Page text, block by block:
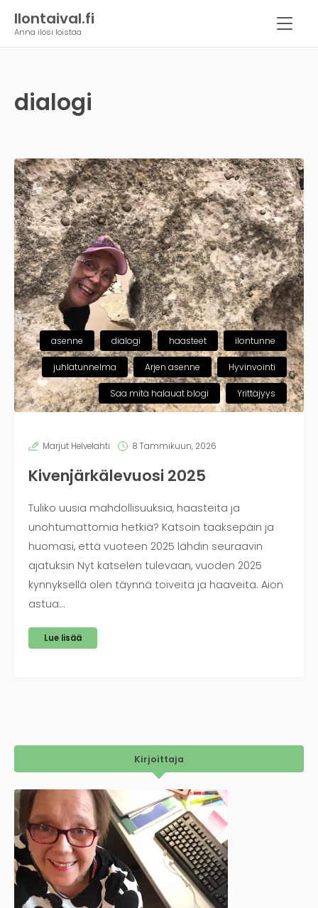
Ilontaival.fi
Anna ilosi loistaa
dialogi
asenne dialogi haasteet ilontunne
juhlatunnelma Arjen asenne Hyvinvointi
Saa mitä halauat blogi Yrittäjyys
Marjut Helvelahti 8 Tammikuun, 2026
Kivenjärkälevuosi 2025
Tuliko uusia mahdollisuuksia, haasteita ja
unohtumattomia hetkiä? Katsoin taaksepäin ja
huomasi, että vuoteen 2025 lähdin seuraavin
ajatuksin Nyt katselen tulevaan, vuoden 2025
kynnyksellä olen täynnä toiveita ja haaveita. Aion
astua…
Lue lisää
Kirjoittaja